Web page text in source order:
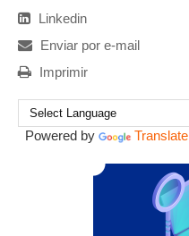
Linkedin
Enviar por e-mail
Imprimir
Powered by Translate